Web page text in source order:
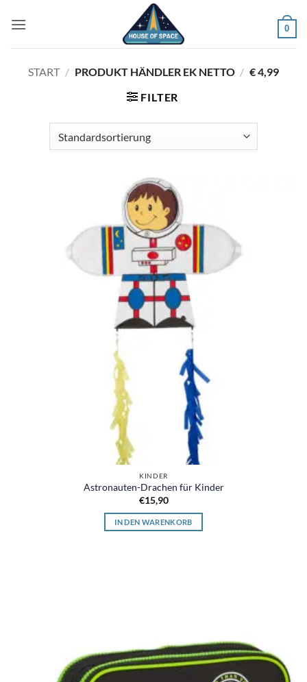
Inhalt
0
START / PRODUKT HÄNDLER EK NETTO / € 4,99
FILTER
KINDER
Astronauten-Drachen für Kinder
€15,90
IN DEN WARENKORB